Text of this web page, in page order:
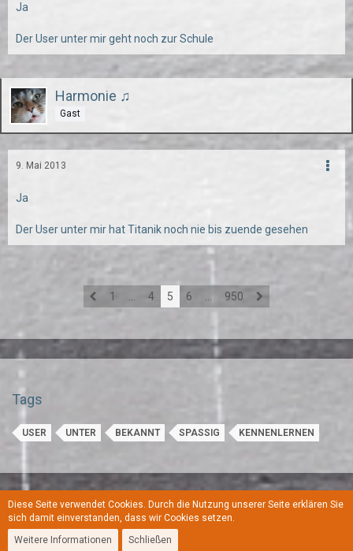
Ja
Der User unter mir geht noch zur Schule
Harmonie ♫
Gast
9. Mai 2013
Ja
Der User unter mir hat Titanik noch nie bis zuende gesehen
1 4 5 6 950
Tags
USER UNTER BEKANNT SPASSIG KENNENLERNEN
Regeln Datenschutzerklärung Kontakt
Diese Seite verwendet Cookies. Durch die Nutzung unserer Seite erklären Sie
sich damit einverstanden, dass wir Cookies setzen.
Weitere Informationen
Schließen